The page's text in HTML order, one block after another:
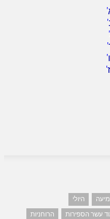
'
'
'
'
'
'
היולי
עשר הספירות
הרוחניות